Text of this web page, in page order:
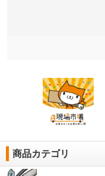
商品カテゴリ